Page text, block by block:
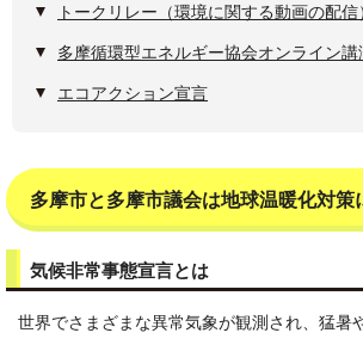
トークリレー（環境に関する動画の配信
多摩循環型エネルギー協会オンライン講
エコアクション宣言
多摩市と多摩市議会は地球温暖化対策
気候非常事態宣言とは
世界でさまざまな異常気象が観測され、猛暑